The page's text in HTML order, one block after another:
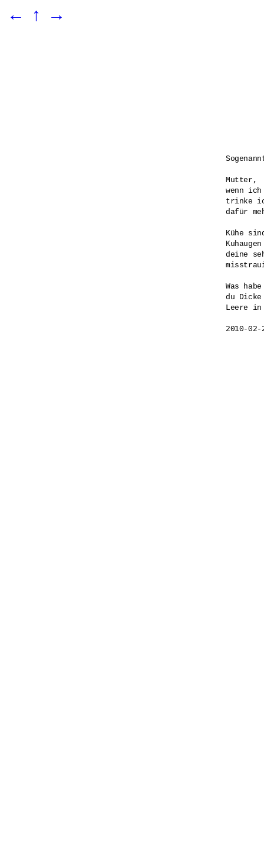
← ↑ →
Mutter,
wenn
trinke
dafür
Kühe
deine
Was
du Dicke
Leere in
2010-02-